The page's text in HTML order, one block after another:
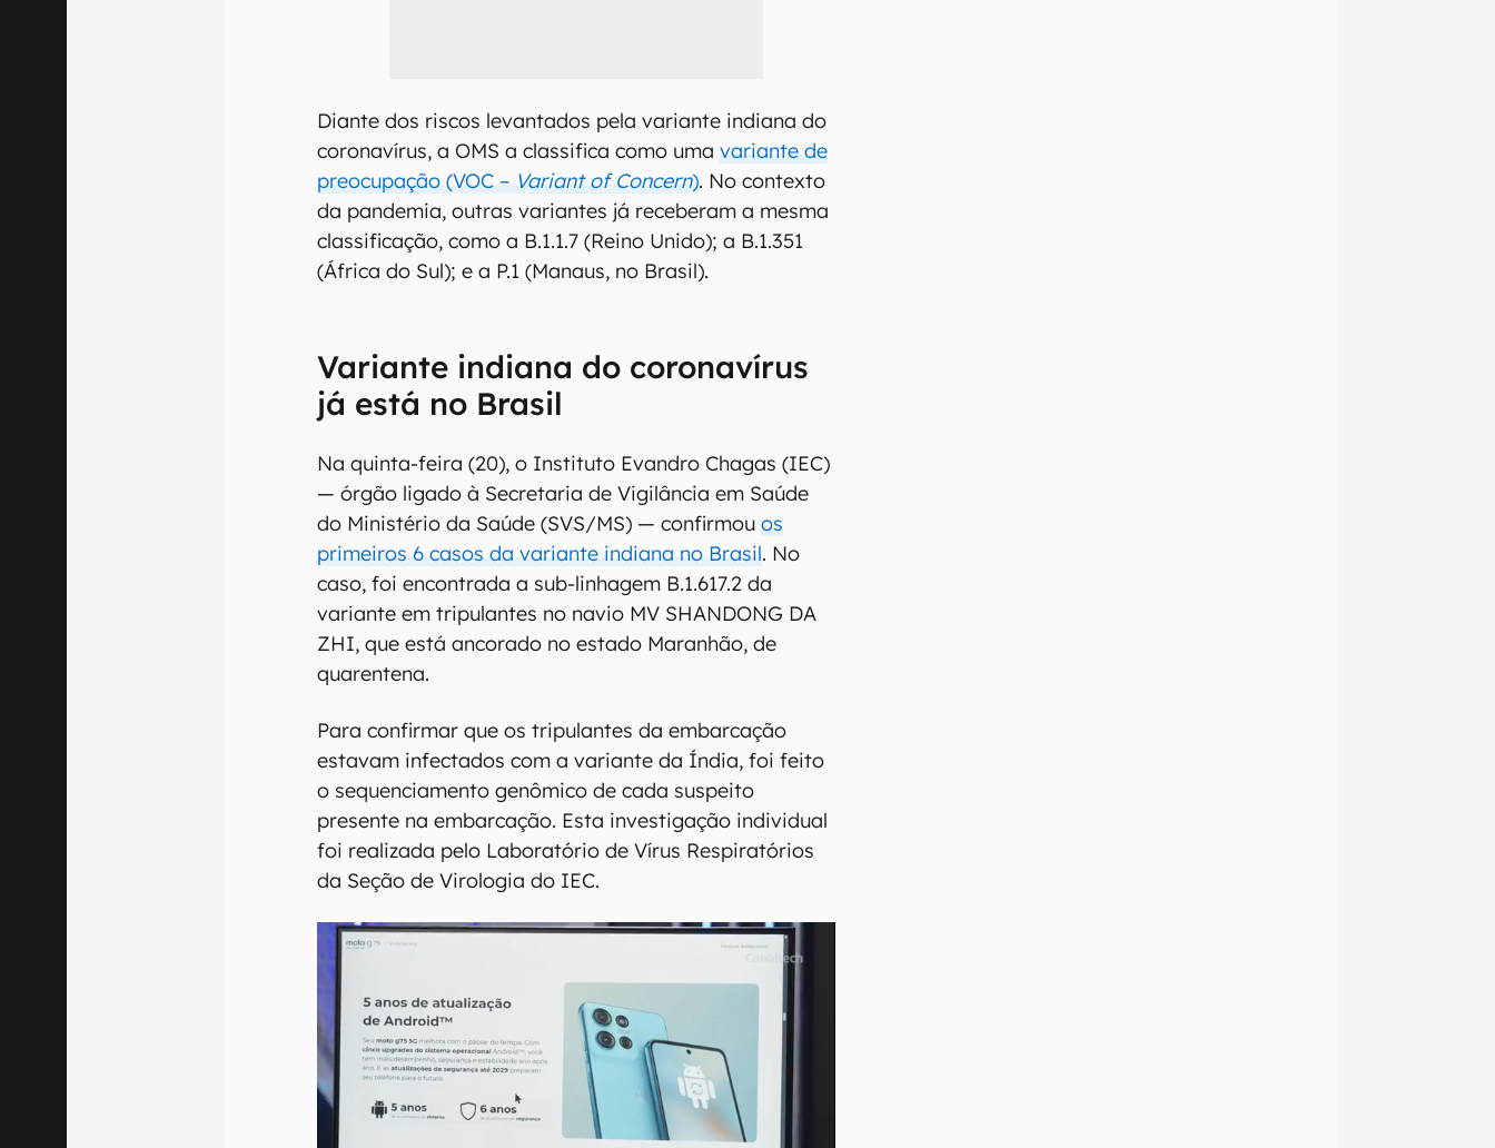
Diante dos riscos levantados pela variante indiana do
coronavírus, a OMS a classifica como umavariante de
preocupação (VOC – Variant of Concern). No contexto
da pandemia, outras variantes já receberam a mesma
classificação, como a B.1.1.7 (Reino Unido); a B.1.351
(África do Sul); e a P.1 (Manaus, no Brasil).
Variante indiana do coronavírus
já está no Brasil
Na quinta-feira (20), o Instituto Evandro Chagas (IEC)
— órgão ligado à Secretaria de Vigilância em Saúde
do Ministério da Saúde (SVS/MS) — confirmouos
primeiros 6 casos da variante indiana no Brasil. No
caso, foi encontrada a sub-linhagem B.1.617.2 da
variante em tripulantes no navio MV SHANDONG DA
ZHI, que está ancorado no estado Maranhão, de
quarentena.
Para confirmar que os tripulantes da embarcação
estavam infectados com a variante da Índia, foi feito
o sequenciamento genômico de cada suspeito
presente na embarcação. Esta investigação individual
foi realizada pelo Laboratório de Vírus Respiratórios
da Seção de Virologia do IEC.